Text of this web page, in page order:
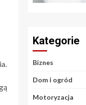
Kategorie
Biznes
Dom i ogród
Motoryzacja